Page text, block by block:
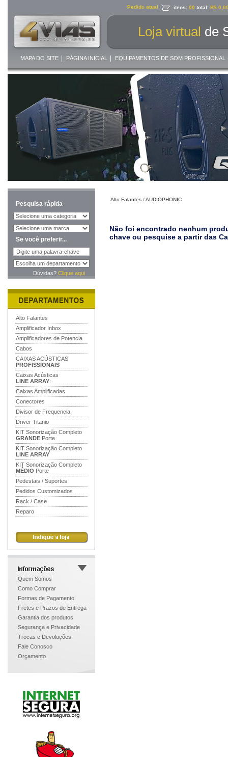
Pedido atual itens: 00 total: R$
Loja virtual de
MAPA DO SITE| PÁGINA INICIAL | EQUIPAMENTOS DE SOM PROFISSIONAL
Pesquisa rápida
Se você preferir...
Dúvidas? Clique aqui
Alto Falantes
Amplificador Inbox
Amplificadores de Potencia
Cabos
CAIXAS ACÚSTICAS
PROFISSIONAIS
Caixas Acústicas
LINE ARRAY:
Caixas Amplificadas
Conectores
Divisor de Frequencia
Driver Titanio
KIT Sonorização Completo
GRANDE Porte
KIT Sonorização Completo
LINE ARRAY
KIT Sonorização Completo
MÉDIO Porte
Pedestais / Suportes
Pedidos Customizados
Rack / Case
Reparo
Quem Somos
Como Comprar
Formas de Pagamento
Fretes e Prazos de Entrega
Garantia dos produtos
Segurança e Privacidade
Trocas e Devoluções
Fale Conosco
Orçamento
Alto Falantes /AUDIOPHONIC
Não foi encontrado nenhum
chave ou pesquise a partir das